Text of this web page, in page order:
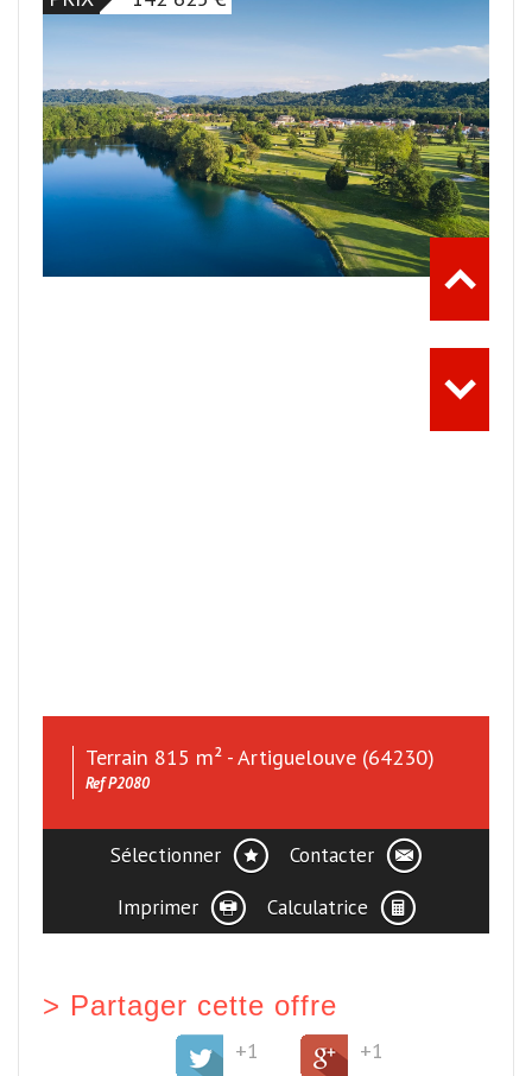
Terrain 815 m² - Artiguelouve (64230)
Ref P2080
Sélectionner
Contacter
Imprimer
Calculatrice
> Partager cette offre
+1 +1